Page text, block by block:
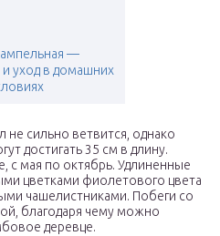
—
уход в домашних
сильно ветвится, однако
достигать 35 см в длину.
с мая по октябрь. Удлиненные
цветками фиолетового цвета
чашелистниками. Побеги со
благодаря чему можно
деревце.